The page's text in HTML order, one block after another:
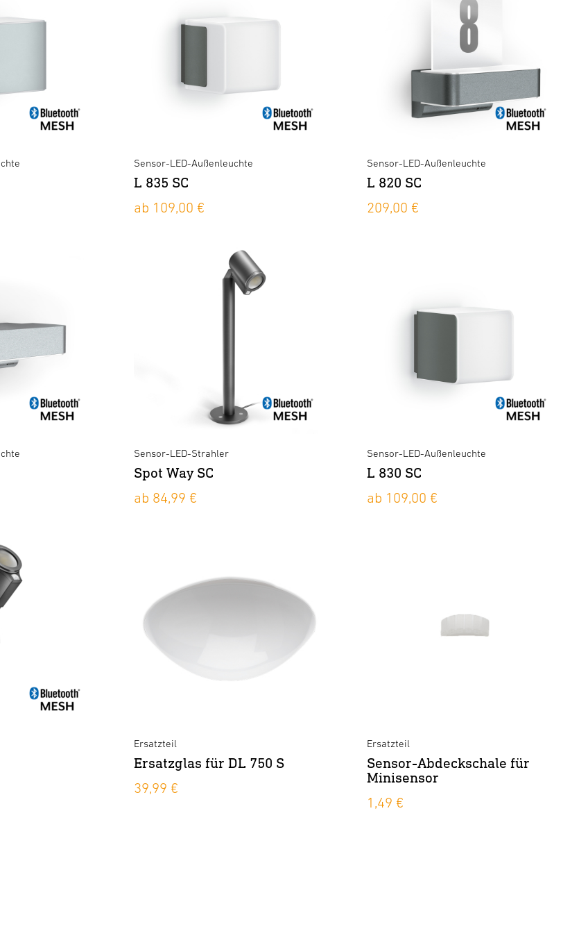
Sensor-LED-Außenleuchte
L 835 SC
ab 109,00 €
Sensor-LED-Außenleuchte
L 820 SC
209,00 €
Sensor-LED-Strahler
Spot Way SC
ab 84,99 €
Sensor-LED-Außenleuchte
L 830 SC
ab 109,00 €
Ersatzteil
Ersatzglas für DL 750 S
39,99 €
Ersatzteil
Sensor-Abdeckschale für
Minisensor
1,49 €